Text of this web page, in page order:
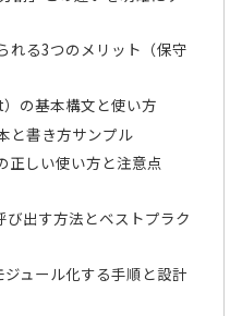
れる3つのメリット（保守
の基本構文と使い方
と書き方サンプル
しい使い方と注意点
び出す方法とベストプラク
ュール化する手順と設計